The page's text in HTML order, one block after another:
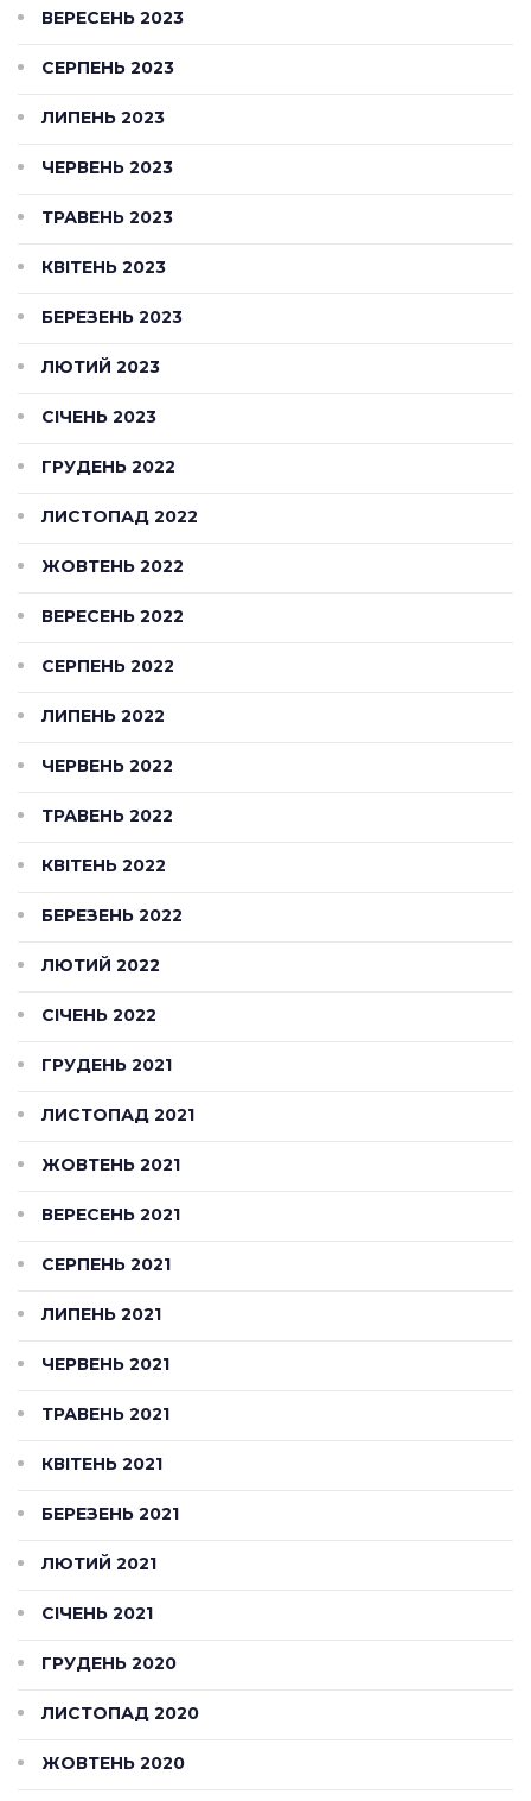
ВЕРЕСЕНЬ 2023
СЕРПЕНЬ 2023
ЛИПЕНЬ 2023
ЧЕРВЕНЬ 2023
ТРАВЕНЬ 2023
КВІТЕНЬ 2023
БЕРЕЗЕНЬ 2023
ЛЮТИЙ 2023
СІЧЕНЬ 2023
ГРУДЕНЬ 2022
ЛИСТОПАД 2022
ЖОВТЕНЬ 2022
ВЕРЕСЕНЬ 2022
СЕРПЕНЬ 2022
ЛИПЕНЬ 2022
ЧЕРВЕНЬ 2022
ТРАВЕНЬ 2022
КВІТЕНЬ 2022
БЕРЕЗЕНЬ 2022
ЛЮТИЙ 2022
СІЧЕНЬ 2022
ГРУДЕНЬ 2021
ЛИСТОПАД 2021
ЖОВТЕНЬ 2021
ВЕРЕСЕНЬ 2021
СЕРПЕНЬ 2021
ЛИПЕНЬ 2021
ЧЕРВЕНЬ 2021
ТРАВЕНЬ 2021
КВІТЕНЬ 2021
БЕРЕЗЕНЬ 2021
ЛЮТИЙ 2021
СІЧЕНЬ 2021
ГРУДЕНЬ 2020
ЛИСТОПАД 2020
ЖОВТЕНЬ 2020